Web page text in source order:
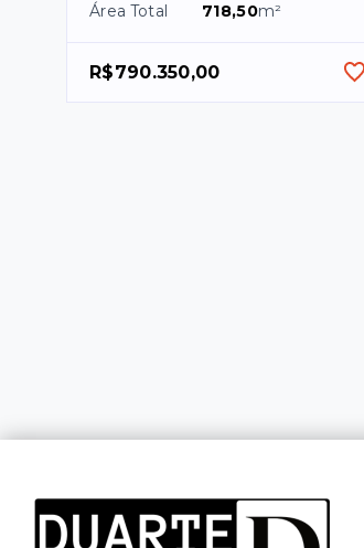
Área Total 718,50m²
R$790.350,00